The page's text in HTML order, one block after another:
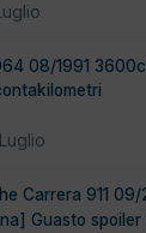
08/1991
Carrera 911
Guasto